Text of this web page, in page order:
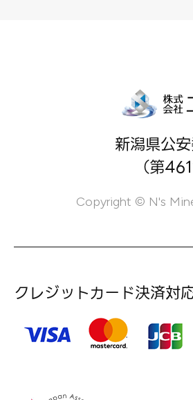
新潟県公
（第
Copyright © N's
クレジットカード決済対